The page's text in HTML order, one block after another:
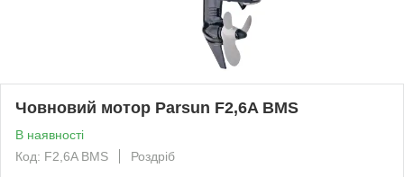
Човновий мотор Parsun F2,6A BMS
В наявності
Код: F2,6A BMS
Роздріб